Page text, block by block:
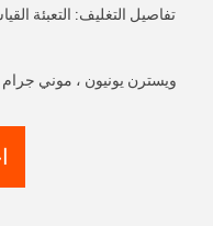
تفاصيل التغليف: التعبئة
شروط الدفع: L / C ، D / A ، D / P ، T / T ، ويسترن يونيون ، موني جرام